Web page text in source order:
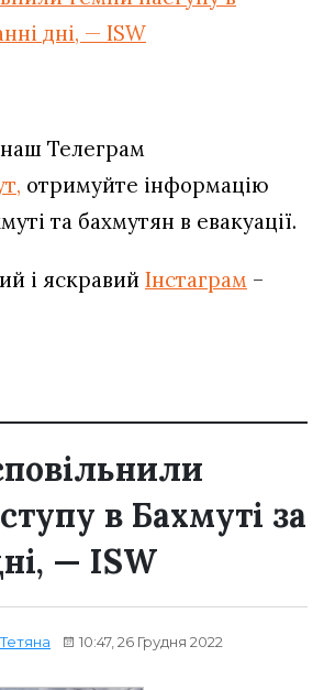
дні, — ISW
Телеграм
отримуйте інформацію
та бахмутян в евакуації.
і яскравий Інстаграм –
в Бахмуті за
— ISW
10:47, 26 Грудня 2022